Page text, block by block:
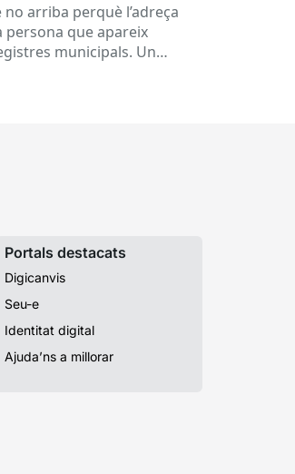
arriba perquè l’adreça
persona que apareix
municipals. Un
Portals destacats
Digicanvis
Seu-e
Identitat digital
Ajuda’ns a millorar